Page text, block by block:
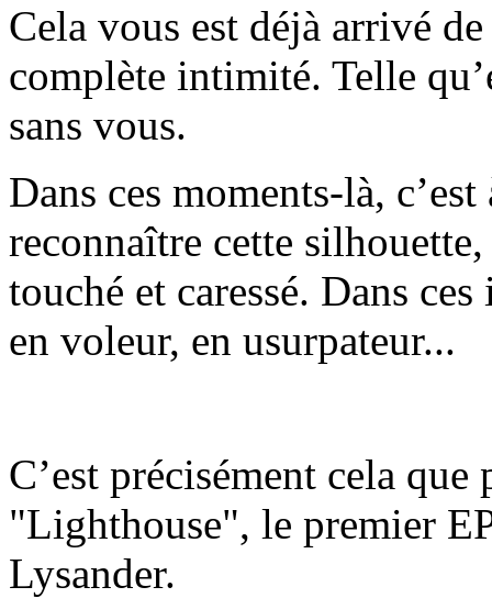
Cela vous est déjà arrivé
complète intimité. Telle
sans vous.
Dans ces moments-là,
reconnaître cette
touché et caressé. Dans
en voleur, en usurpateur...
C’est précisément cela
"Lighthouse", le premier
Lysander.